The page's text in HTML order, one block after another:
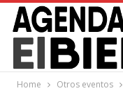
Home Otros eventos